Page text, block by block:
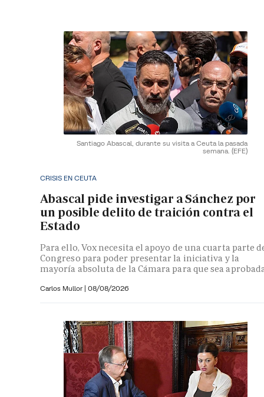
Santiago Abascal, durante su visita a Ceuta la pasada
semana. (EFE)
CRISIS EN CEUTA
Abascal pide investigar a Sánchez por
un posible delito de traición contra el
Estado
Para ello, Vox necesita el apoyo de una cuarta parte
Congreso para poder presentar la iniciativa y la
mayoría absoluta de la Cámara para que sea
Carlos Mullor | 08/08/2026